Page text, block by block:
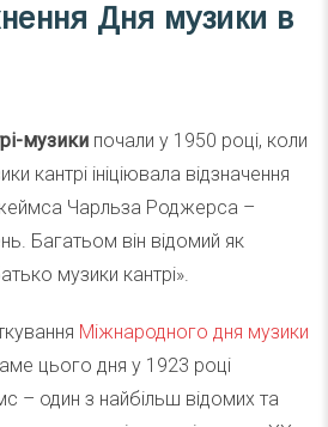
Дня музики в
музики почали у 1950 році, коли
кантрі ініціювала відзначення
Чарльза Роджерса –
Багатьом він відомий як
музики кантрі».
Міжнародного дня музики
цього дня у 1923 році
– один з найбільш відомих та